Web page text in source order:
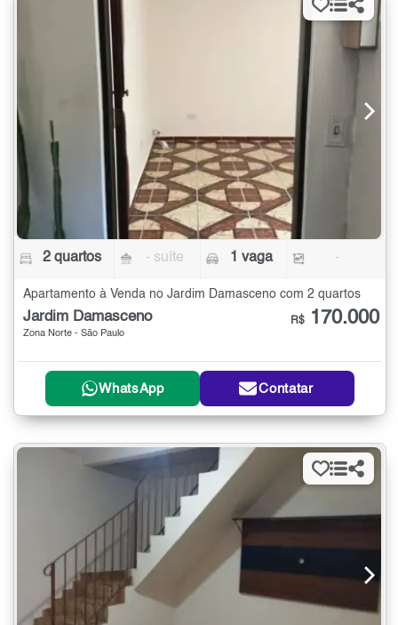
2 quartos - suíte 1 vaga -
Apartamento à Venda no Jardim Damasceno com 2 quartos
Jardim Damasceno
Zona Norte - São Paulo
R$ 170.000
WhatsApp Contatar